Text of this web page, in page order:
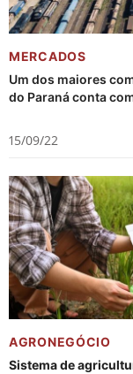
MERCADOS
Um dos maiores
do Paraná conta
15/09/22
AGRONEGÓCIO
Sistema de